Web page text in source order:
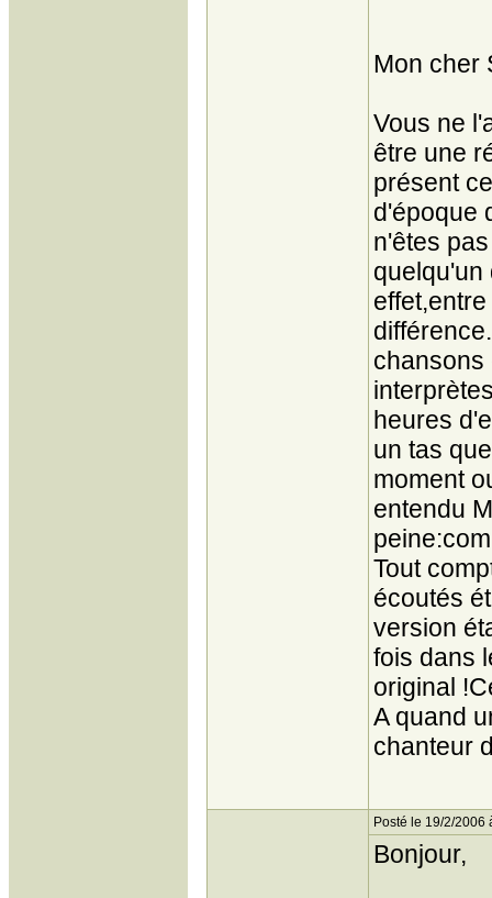
Mon cher
Vous ne
être une
présent
d'époque
n'êtes
quelqu'un
chansons
heures
un tas
moment
entendu
Tout
écoutés
version
fois dans
original
A quand
chanteur
Posté le 19/2/2006
Bonjour,